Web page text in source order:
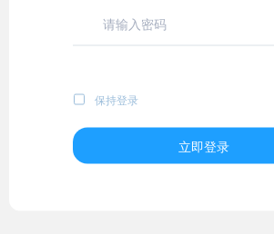
保持登录
立即登录